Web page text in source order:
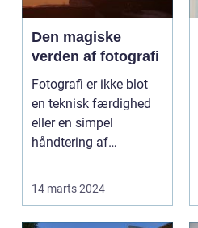
Den magiske
verden af fotografi
Fotografi er ikke blot
en teknisk færdighed
eller en simpel
håndtering af
14 marts 2024